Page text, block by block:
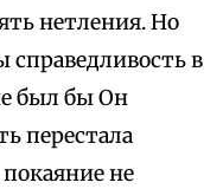
нетления. Но
справедливость в
был бы Он
перестала
не